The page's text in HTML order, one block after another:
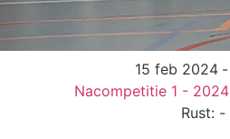
15 feb 2024 -
Nacompetitie 1 - 2024
Rust: -